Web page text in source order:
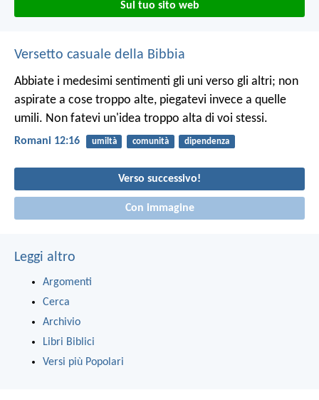
Sul tuo sito web
Versetto casuale della Bibbia
Abbiate i medesimi sentimenti gli uni verso gli altri; non
aspirate a cose troppo alte, piegatevi invece a quelle
umili. Non fatevi un'idea troppo alta di voi stessi.
Romani 12:16 umiltà comunità dipendenza
Verso successivo!
Con immagine
Leggi altro
Argomenti
Cerca
Archivio
Libri Biblici
Versi più Popolari